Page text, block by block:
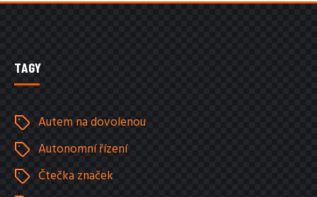
TAGY
Autem na dovolenou
Autonomní řízení
Čtečka značek